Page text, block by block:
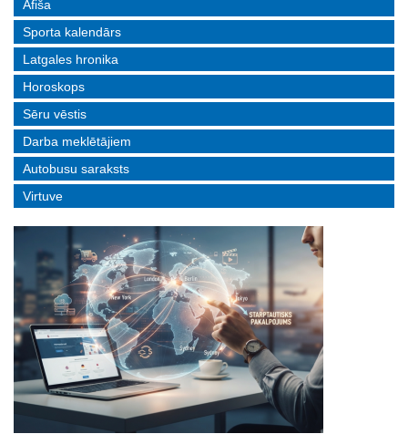
Afiša
Sporta kalendārs
Latgales hronika
Horoskops
Sēru vēstis
Darba meklētājiem
Autobusu saraksts
Virtuve